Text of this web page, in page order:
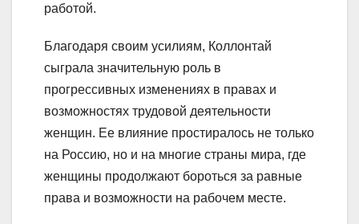
работой.
Благодаря своим усилиям, Коллонтай
сыграла значительную роль в
прогрессивных изменениях в правах и
возможностях трудовой деятельности
женщин. Ее влияние простиралось не только
на Россию, но и на многие страны мира, где
женщины продолжают бороться за равные
права и возможности на рабочем месте.